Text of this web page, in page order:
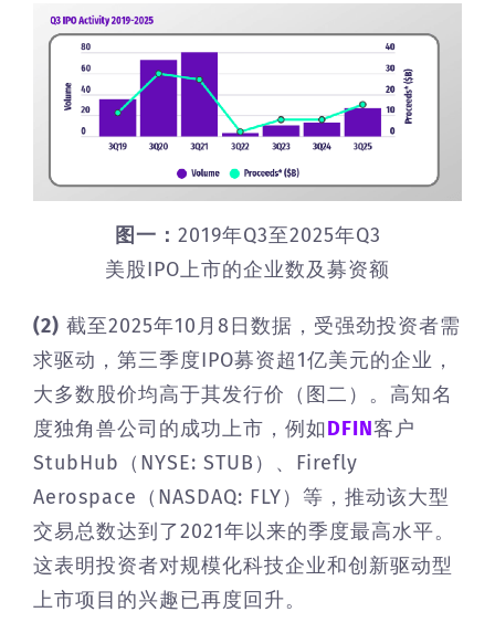
图一： 2019年Q3至2025年Q3
美股IPO上市的企业数及募资额
(2) 截至2025年10月8日数据，受强劲投资者需
求驱动，第三季度IPO募资超1亿美元的企业，
大多数股价均高于其发行价（图二）。高知名
度独角兽公司的成功上市，例如DFIN客户
StubHub（NYSE: STUB）、Firefly
Aerospace（NASDAQ: FLY）等，推动该大型
交易总数达到了2021年以来的季度最高水平。
这表明投资者对规模化科技企业和创新驱动型
上市项目的兴趣已再度回升。